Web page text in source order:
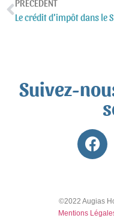
PRÉCÉDENT
Suivez-
©2022 Augias
Mentions